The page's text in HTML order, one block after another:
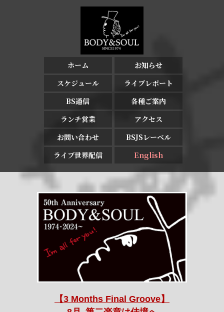
ホーム
お知らせ
スケジュール
ライブレポート
BS通信
各種ご案内
ランチ営業
アクセス
お問い合わせ
BSJSレーベル
ライブ世界配信
English
【3 Months Final Groove】